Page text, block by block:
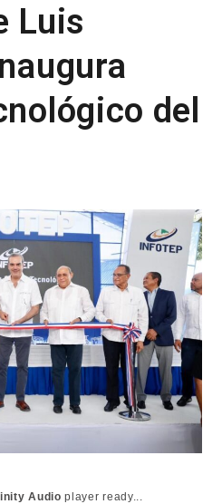
Luis
del
Audio player ready...